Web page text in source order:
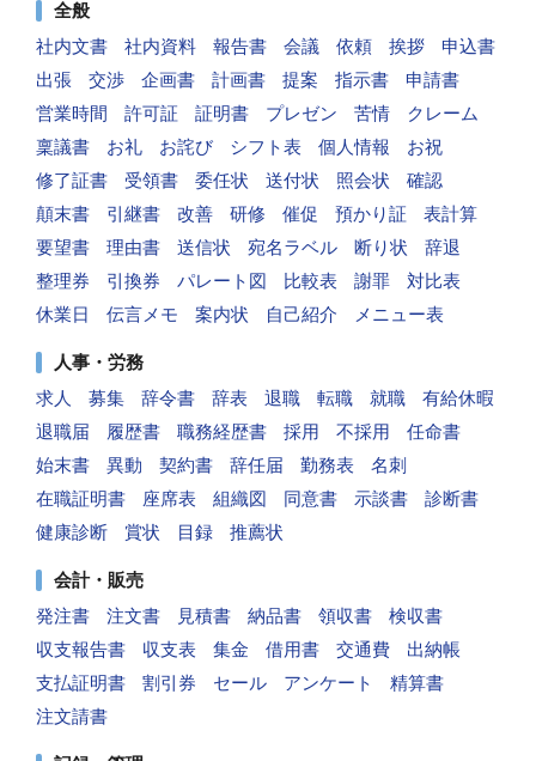
全般
社内文書
社内資料 報告書 会議 依頼 挨拶
申込書
出張
交渉 企画書 計画書 提案 指示書
申請書
営業時間
許可証 証明書 プレゼン 苦情
クレーム
稟議書
お礼 お詫び シフト表 個人情報
お祝
修了証書
受領書 委任状 送付状 照会状
確認
顛末書
引継書 改善 研修 催促 預かり証
表計算
要望書
理由書 送信状 宛名ラベル 断り状
辞退
整理券
引換券 パレート図 比較表 謝罪
対比表
休業日
伝言メモ 案内状 自己紹介 メニュー表
人事・労務
求人
募集 辞令書 辞表 退職 転職 就職
有給休暇
退職届
履歴書 職務経歴書 採用 不採用
任命書
始末書
異動 契約書 辞任届 勤務表
名刺
在職証明書
座席表 組織図 同意書 示談書
診断書
健康診断
賞状 目録 推薦状
会計・販売
発注書
注文書 見積書 納品書 領収書
検収書
収支報告書
収支表 集金 借用書 交通費
出納帳
支払証明書
割引券 セール アンケート
精算書
注文請書